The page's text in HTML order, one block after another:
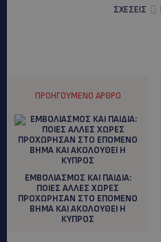
ΣΧΕΣΕΙΣ
ΠΡΟΗΓΟΎΜΕΝΟ ΆΡΘΡΟ
ΕΜΒΟΛΙΑΣΜΟΣ ΚΑΙ ΠΑΙΔΙΑ:
ΠΟΙΕΣ ΑΛΛΕΣ ΧΩΡΕΣ
ΠΡΟΧΩΡΗΣΑΝ ΣΤΟ ΕΠΟΜΕΝΟ
ΒΗΜΑ ΚΑΙ ΑΚΟΛΟΥΘΕΙ Η
ΚΥΠΡΟΣ